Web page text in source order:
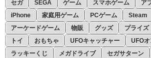
1月
セガ SEGA ゲーム スマホゲーム ア
iPhone
家庭用ゲーム PCゲーム Steam
アーケードゲーム
物販 グッズ プライズ
トイ
おもちゃ UFOキャッチャー UFO
ラッキーくじ
メガドライブ セガサターン